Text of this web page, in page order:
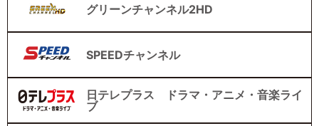
グリーンチャンネル2HD
SPEEDチャンネル
日テレプラス ドラマ・アニメ・音楽ライ
ブ